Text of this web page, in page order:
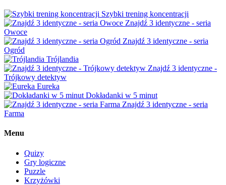
Szybki trening koncentracji
Znajdź 3 identyczne - seria
Owoce
Znajdź 3 identyczne - seria
Ogród
Trójlandia
Znajdź 3 identyczne -
Trójkowy detektyw
Eureka
Dokładanki w 5 minut
Znajdź 3 identyczne - seria
Farma
Menu
Quizy
Gry logiczne
Puzzle
Krzyżówki